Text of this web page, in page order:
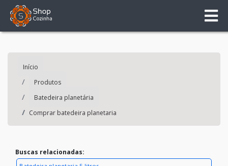
Início
Produtos
Batedeira planetária
Comprar batedeira planetaria
Buscas relacionadas: